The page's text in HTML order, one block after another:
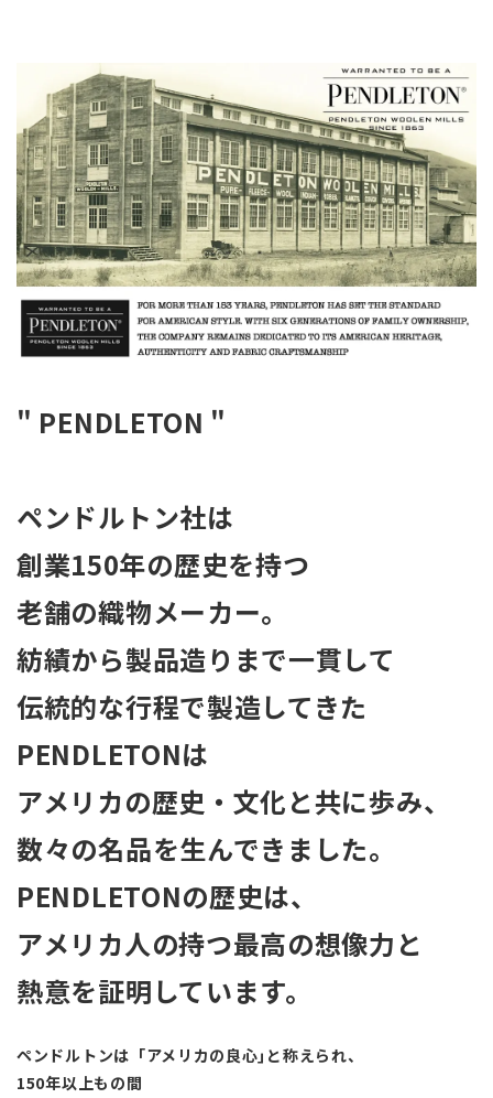
" PENDLETON "
ペンドルトン社は
創業150年の歴史を持つ
老舗の織物メーカー。
紡績から製品造りまで一貫して
伝統的な行程で製造してきた
PENDLETONは
アメリカの歴史・文化と共に歩み、
数々の名品を生んできました。
PENDLETONの歴史は、
アメリカ人の持つ最高の想像力と
熱意を証明しています。
ペンドルトンは「アメリカの良心｣と称えられ、
150年以上もの間